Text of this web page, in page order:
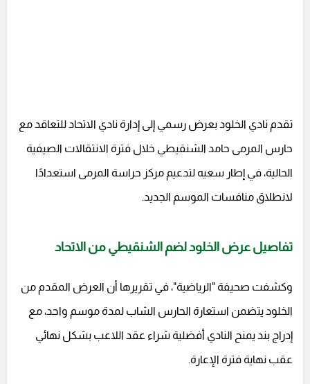
تقدم نادي الخلود بعرض رسمي إلى إدارة نادي الاتحاد للتعاقد مع
حارس المرمى حامد الشنقيطي خلال فترة الانتقالات الصيفية
الحالية، في إطار سعيه لتدعيم مركز حراسة المرمى استعدادًا
لانطلاق منافسات الموسم الجديد.
تفاصيل عرض الخلود لضم الشنقيطي من الاتحاد
وكشفت صحيفة "الرياضية"، في تقريرها أن العرض المقدم من
الخلود يتضمن استعارة الحارس الشاب لمدة موسم واحد، مع
إدراج بند يمنح النادي أفضلية شراء عقد اللاعب بشكل نهائي
عقب نهاية فترة الإعارة.